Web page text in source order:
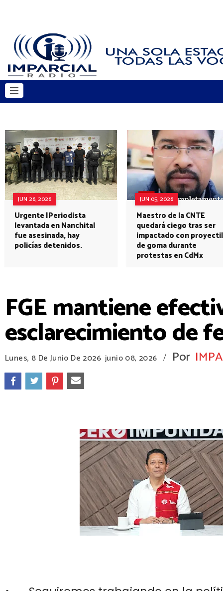
JUN 26, 2026
Urgente |Periodista
levantada en Nanchital
fue asesinada, hay
policías detenidos.
JUN 05, 2026
Maestro de la CNTE
quedará ciego tras ser
impactado con proyectil
de goma durante
protestas en CdMx
FGE mantiene
esclarecimiento de
Lunes, 8 De Junio De 2026 junio 08, 2026 / Por